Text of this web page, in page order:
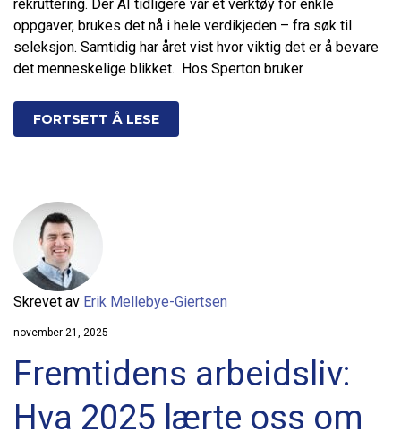
rekruttering. Der AI tidligere var et verktøy for enkle
oppgaver, brukes det nå i hele verdikjeden – fra søk til
seleksjon. Samtidig har året vist hvor viktig det er å bevare
det menneskelige blikket. Hos Sperton bruker
FORTSETT Å LESE
Skrevet av Erik Mellebye-Giertsen
november 21, 2025
Fremtidens arbeidsliv:
Hva 2025 lærte oss om